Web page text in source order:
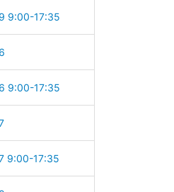
9:00-17:35
9:00-17:35
9:00-17:35